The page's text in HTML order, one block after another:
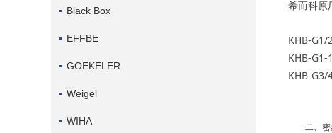
Black Box
EFFBE
GOEKELER
Weigel
WIHA
希而科原
KHB-G1/
KHB-
KHB-G3/
二、